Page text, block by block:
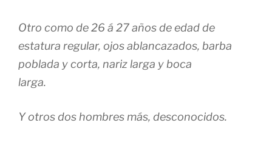
Otro como de 26 á 27 años de edad de
estatura regular, ojos ablancazados, barba
poblada y corta, nariz larga y boca
larga.
Y otros dos hombres más, desconocidos.